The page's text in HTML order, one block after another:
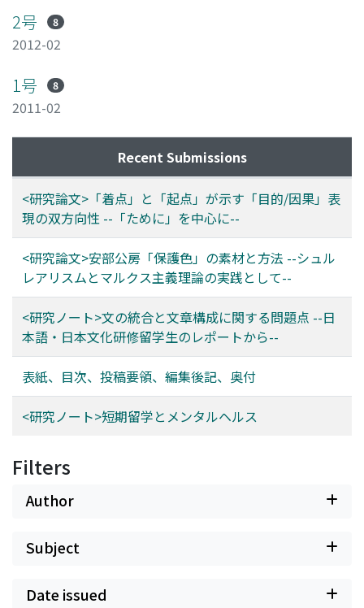
2号 8
2012-02
1号 8
2011-02
Recent Submissions
<研究論文>「着点」と「起点」が示す「目的/因果」表
現の双方向性 --「ために」を中心に--
<研究論文>安部公房「保護色」の素材と方法 --シュル
レアリスムとマルクス主義理論の実践として--
<研究ノート>文の統合と文章構成に関する問題点 --日
本語・日本文化研修留学生のレポートから--
表紙、目次、投稿要領、編集後記、奥付
<研究ノート>短期留学とメンタルヘルス
Filters
Author
Subject
Date issued